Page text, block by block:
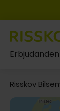
Erbjudanden
Risskov